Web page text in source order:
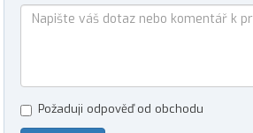
Požaduji odpověď od obchodu